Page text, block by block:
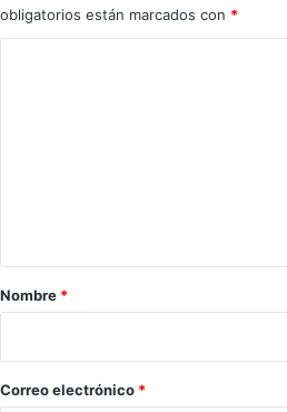
obligatorios están marcados con *
r
*
Nombre *
Correo electrónico *